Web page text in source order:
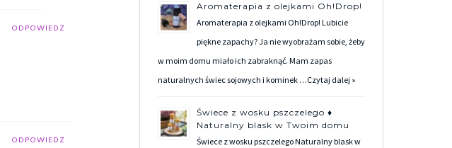
ODPOWIEDZ
ODPOWIEDZ
Aromaterapia z olejkami Oh!Drop!
Aromaterapia z olejkami Oh!Drop! Lubicie
piękne zapachy? Ja nie wyobrażam sobie, żeby
w moim domu miało ich zabraknąć. Mam zapas
naturalnych świec sojowych i kominek …Czytaj dalej »
Świece z wosku pszczelego ♦
Naturalny blask w Twoim domu
Świece z wosku pszczelego Naturalny blask w